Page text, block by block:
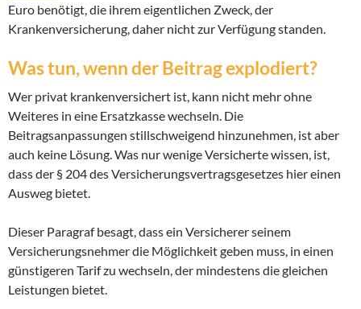
Euro benötigt, die ihrem eigentlichen Zweck, der
Krankenversicherung, daher nicht zur Verfügung standen.
Was tun, wenn der Beitrag explodiert?
Wer privat krankenversichert ist, kann nicht mehr ohne
Weiteres in eine Ersatzkasse wechseln. Die
Beitragsanpassungen stillschweigend hinzunehmen, ist aber
auch keine Lösung. Was nur wenige Versicherte wissen, ist,
dass der § 204 des Versicherungsvertragsgesetzes hier einen
Ausweg bietet.
Dieser Paragraf besagt, dass ein Versicherer seinem
Versicherungsnehmer die Möglichkeit geben muss, in einen
günstigeren Tarif zu wechseln, der mindestens die gleichen
Leistungen bietet.